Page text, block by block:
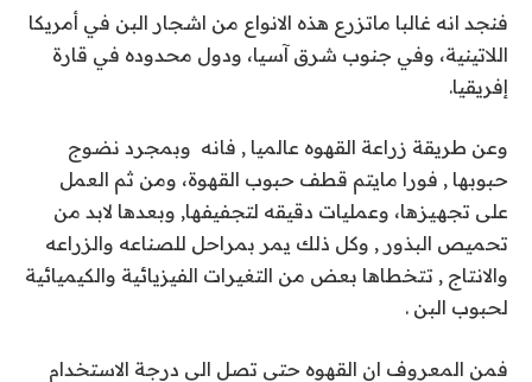
فنجد انه غالبا ماتزرع هذه الانواع من اشجار البن في أمريكا
اللاتينية، وفي جنوب شرق آسيا، ودول محدوده في قارة
إفريقيا.
وعن طريقة زراعة القهوه عالميا , فانه وبمجرد نضوج
حبوبها , فورا مايتم قطف حبوب القهوة، ومن ثم العمل
على تجهيزها، وعمليات دقيقه لتجفيفها, وبعدها لابد من
تحميص البذور , وكل ذلك يمر بمراحل للصناعه والزراعه
والانتاج , تتخطاها بعض من التغيرات الفيزيائية والكيميائية
لحبوب البن .
فمن المعروف ان القهوه حتى تصل الى درجة الاستخدام